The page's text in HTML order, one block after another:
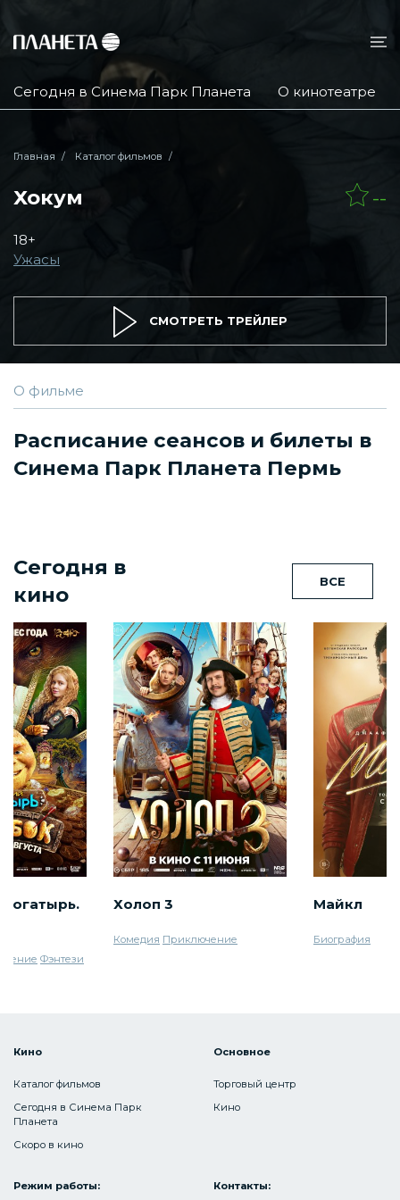
Сегодня в Синема Парк Планета О кинотеатре
Главная Каталог фильмов
Хокум
18+
Ужасы
--
СМОТРЕТЬ ТРЕЙЛЕР
О фильме
Расписание сеансов и билеты в
Синема Парк Планета Пермь
Сегодня в
кино
ВСЕ
Холоп 3
Комедия Приключение
Майкл
Биография
Фэнтези
Кино
Каталог фильмов
Сегодня в Синема Парк
Планета
Скоро в кино
Основное
Торговый центр
Кино
Режим работы: Контакты: